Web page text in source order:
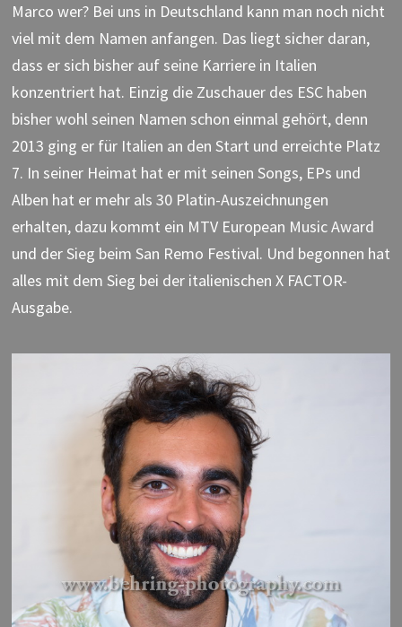
Marco wer? Bei uns in Deutschland kann man noch nicht
viel mit dem Namen anfangen. Das liegt sicher daran,
dass er sich bisher auf seine Karriere in Italien
konzentriert hat. Einzig die Zuschauer des ESC haben
bisher wohl seinen Namen schon einmal gehört, denn
2013 ging er für Italien an den Start und erreichte Platz
7. In seiner Heimat hat er mit seinen Songs, EPs und
Alben hat er mehr als 30 Platin-Auszeichnungen
erhalten, dazu kommt ein MTV European Music Award
und der Sieg beim San Remo Festival. Und begonnen hat
alles mit dem Sieg bei der italienischen X FACTOR-
Ausgabe.